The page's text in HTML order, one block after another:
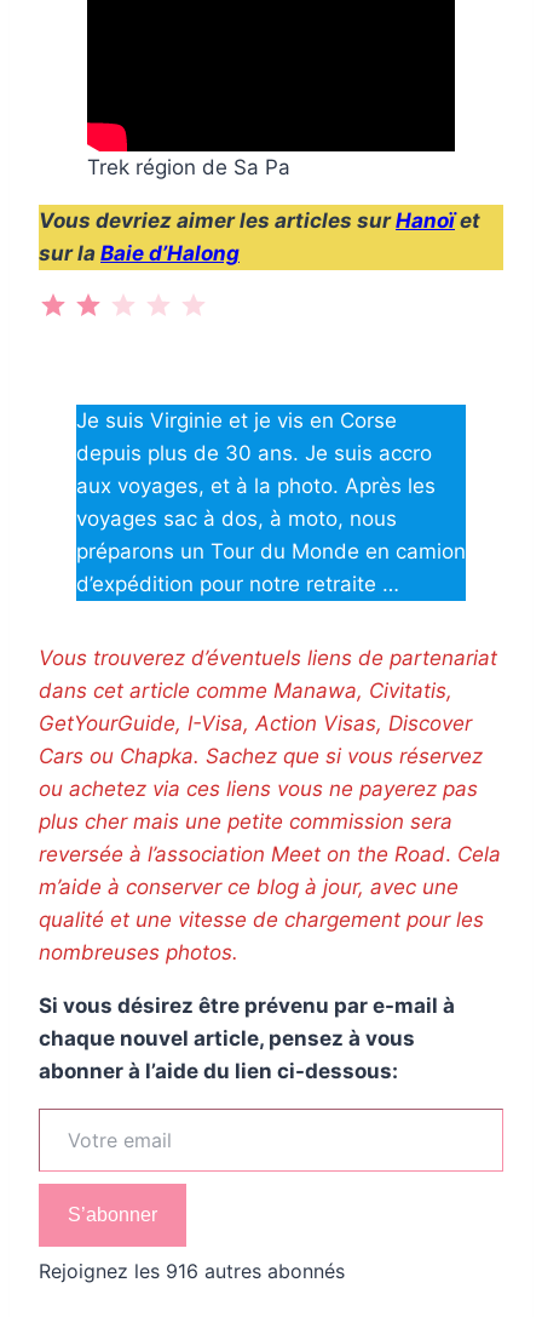
Trek région de Sa Pa
Vous devriez aimer les articles surHanoïet
sur la Baie d’Halong
⭐
Je suis Virginie et je vis en Corse
depuis plus de 30 ans. Je suis accro
aux voyages, et à la photo. Après les
voyages sac à dos, à moto, nous
préparons un Tour du Monde en camion
d’expédition pour notre retraite …
Vous trouverez d’éventuels liens de partenariat
dans cet article comme Manawa, Civitatis,
GetYourGuide, I-Visa, Action Visas, Discover
Cars ou Chapka. Sachez que si vous réservez
ou achetez via ces liens vous ne payerez pas
plus cher mais une petite commission sera
reversée à l’association Meet on the Road. Cela
m’aide à conserver ce blog à jour, avec une
qualité et une vitesse de chargement pour les
nombreuses photos.
Si vous désirez être prévenu par e-mail à
chaque nouvel article, pensez à vous
abonner à l’aide du lien ci-dessous:
Votre email
S’abonner
Rejoignez les 916 autres abonnés